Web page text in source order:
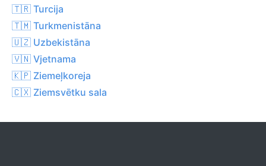
🇹🇷 Turcija
🇹🇲 Turkmenistāna
🇺🇿 Uzbekistāna
🇻🇳 Vjetnama
🇰🇵 Ziemeļkoreja
🇨🇽 Ziemsvētku sala